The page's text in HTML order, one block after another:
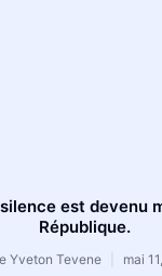
est devenu
République.
Yveton Tevene mai